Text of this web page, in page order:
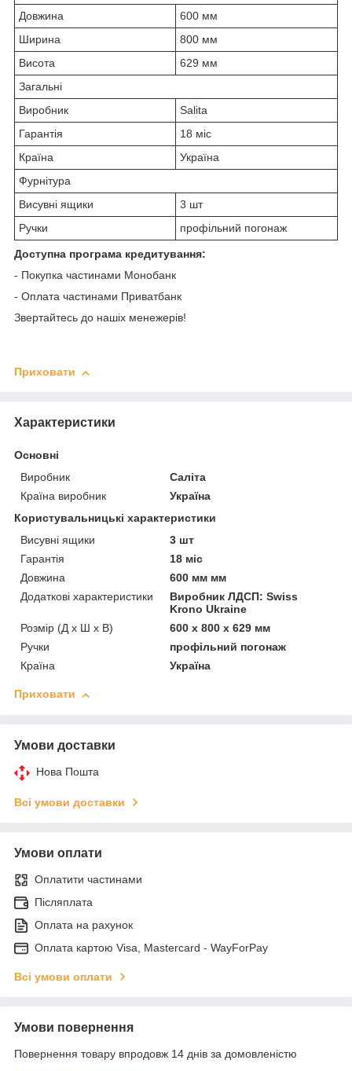
Довжина
600 мм
Ширина
800 мм
Висота
629 мм
Загальні
Виробник
Salita
Гарантія
18 міс
Країна
Україна
Фурнітура
Висувні ящики
3 шт
Ручки
профільний погонаж
Доступна програма кредитування:
- Покупка частинами Монобанк
- Оплата частинами Приватбанк
Звертайтесь до нашіх менежерів!
Приховати
Характеристики
Основні
Виробник
Саліта
Країна виробник
Україна
Користувальницькі характеристики
Висувні ящики
3 шт
Гарантія
18 міс
Довжина
600 мм мм
Додаткові характеристики
Виробник ЛДСП: Swiss
Krono Ukraine
Розмір (Д x Ш x В)
600 x 800 x 629 мм
Ручки
профільний погонаж
Країна
Україна
Приховати
Умови доставки
Нова Пошта
Всі умови доставки
Умови оплати
Оплатити частинами
Післяплата
Оплата на рахунок
Оплата картою Visa, Mastercard - WayForPay
Всі умови оплати
Умови повернення
Повернення товару впродовж 14 днів за домовленістю